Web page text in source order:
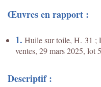
Œuvres en rapport :
1. Huile sur toile, H. 31 ;
ventes, 29 mars 2025, lot
Descriptif :